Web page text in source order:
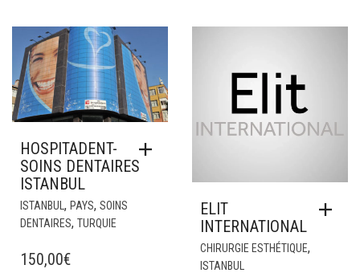
HOSPITADENT-
SOINS DENTAIRES
ISTANBUL
ISTANBUL , PAYS, SOINS
DENTAIRES, TURQUIE
150,00€
ELIT
INTERNATIONAL
CHIRURGIE ESTHÉTIQUE,
ISTANBUL